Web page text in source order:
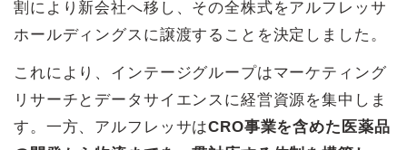
割により新会社へ移し、その全株式をアルフレッサ
ホールディングスに譲渡することを決定しました。
これにより、インテージグループはマーケティング
リサーチとデータサイエンスに経営資源を集中しま
す。一方、アルフレッサはCRO事業を含めた医薬品